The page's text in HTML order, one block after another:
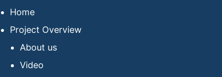
Home
Project Overview
About us
Video